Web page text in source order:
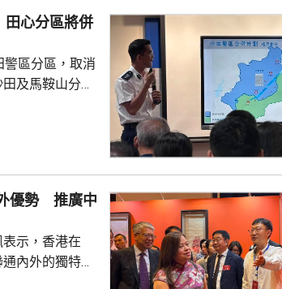
心分區將併
區分區，取消
及馬鞍山分
保前線單位能
...
優勢 推廣中
示，香港在
內外的獨特優